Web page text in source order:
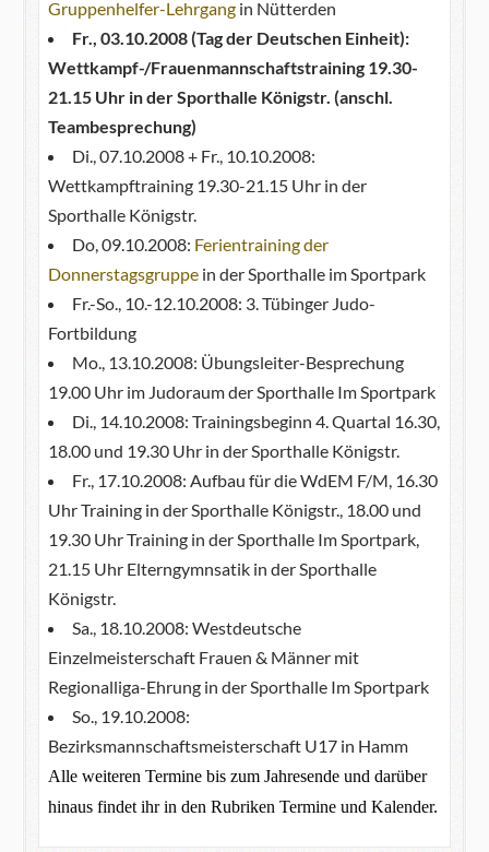
Gruppenhelfer-Lehrgangin Nütterden
Fr., 03.10.2008 (Tag der Deutschen Einheit):
Wettkampf-/Frauenmannschaftstraining 19.30-
21.15 Uhr in der Sporthalle Königstr. (anschl.
Teambesprechung)
Di., 07.10.2008 + Fr., 10.10.2008:
Wettkampftraining 19.30-21.15 Uhr in der
Sporthalle Königstr.
Do, 09.10.2008: Ferientraining der
Donnerstagsgruppein der Sporthalle im Sportpark
Fr.-So., 10.-12.10.2008: 3. Tübinger Judo-
Fortbildung
Mo., 13.10.2008: Übungsleiter-Besprechung
19.00 Uhr im Judoraum der Sporthalle Im Sportpark
Di., 14.10.2008: Trainingsbeginn 4. Quartal 16.30,
18.00 und 19.30 Uhr in der Sporthalle Königstr.
Fr., 17.10.2008: Aufbau für die WdEM F/M, 16.30
Uhr Training in der Sporthalle Königstr., 18.00 und
19.30 Uhr Training in der Sporthalle Im Sportpark,
21.15 Uhr Elterngymnsatik in der Sporthalle
Königstr.
Sa., 18.10.2008: Westdeutsche
Einzelmeisterschaft Frauen & Männer mit
Regionalliga-Ehrung in der Sporthalle Im Sportpark
So., 19.10.2008:
Bezirksmannschaftsmeisterschaft U17 in Hamm
Alle weiteren Termine bis zum Jahresende und darüber
hinaus findet ihr in den Rubriken Termine und Kalender.